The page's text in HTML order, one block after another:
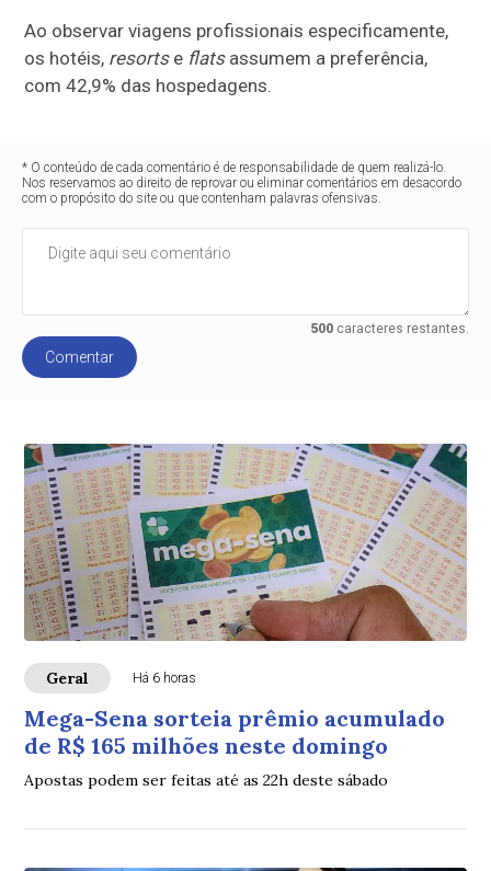
Ao observar viagens profissionais especificamente,
os hotéis, resortse flatsassumem a preferência,
com 42,9% das hospedagens.
* O conteúdo de cada comentário é de responsabilidade de quem realizá-lo.
Nos reservamos ao direito de reprovar ou eliminar comentários em desacordo
com o propósito do site ou que contenham palavras ofensivas.
500caracteres restantes.
Comentar
Geral Há 6 horas
Mega-Sena sorteia prêmio acumulado
de R$ 165 milhões neste domingo
Apostas podem ser feitas até as 22h deste sábado